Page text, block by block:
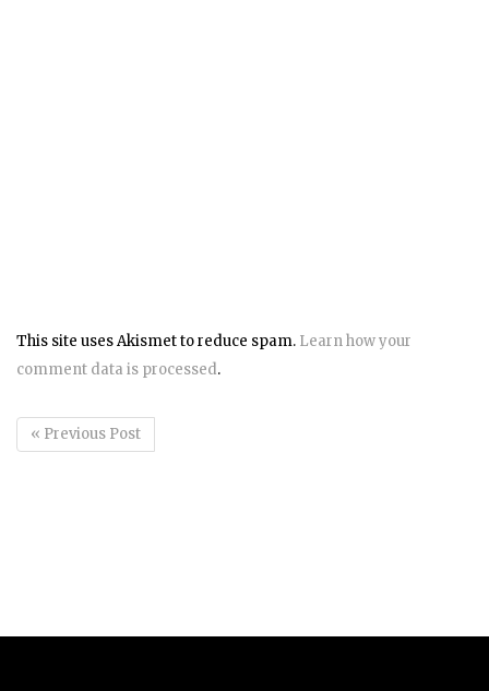
This site uses Akismet to reduce spam. Learn how your
comment data is processed.
« Previous Post